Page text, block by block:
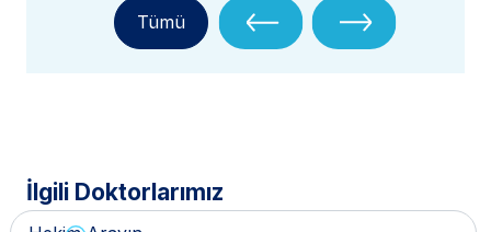
Tümü
İlgili Doktorlarımız